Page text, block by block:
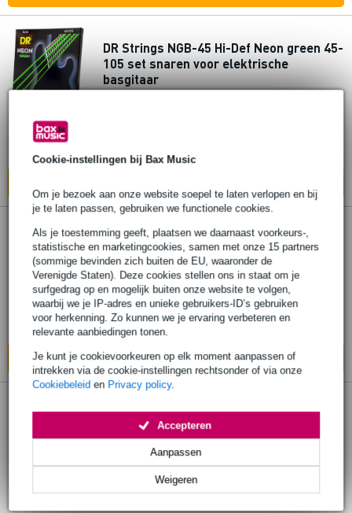
Cookie-instellingen bij Bax Music
Om je bezoek aan onze website soepel te laten verlopen en bij
je te laten passen, gebruiken we functionele cookies.
Als je toestemming geeft, plaatsen we daarnaast voorkeurs-,
statistische en marketingcookies, samen met onze 15 partners
(sommige bevinden zich buiten de EU, waaronder de
Verenigde Staten). Deze cookies stellen ons in staat om je
surfgedrag op en mogelijk buiten onze website te volgen,
waarbij we je IP-adres en unieke gebruikers-ID’s gebruiken
voor herkenning. Zo kunnen we je ervaring verbeteren en
relevante aanbiedingen tonen.
Je kunt je cookievoorkeuren op elk moment aanpassen of
intrekken via de cookie-instellingen rechtsonder of via onze
Cookiebeleid en Privacy policy.
Weigeren
Aanpassen
Accepteren
DR Strings NGB-45 Hi-Def Neon green 45-
105 set snaren voor elektrische
basgitaar
DR Strings ER-50 Hi-Beam 50-110 set
snaren voor elektrische basgitaar
Adviesprijs € 70,- € 31,-
Op voorraad bij de leverancier
In mijn winkelwagen
DR Strings NMLR-45 Sunbeam 45-100 set
snaren voor elektrische basgitaar
€ 39,- € 32,-